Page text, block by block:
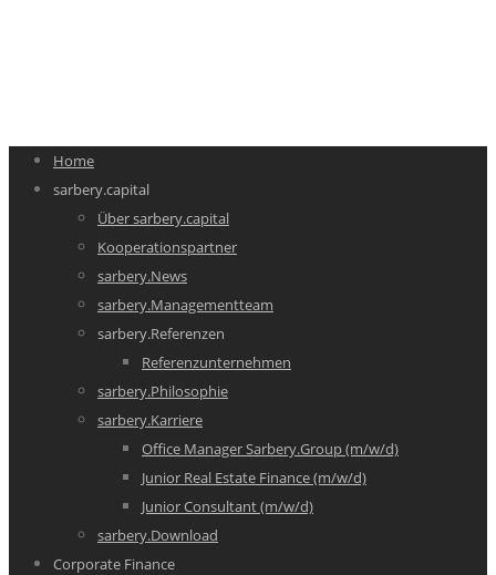
Home
sarbery.capital
Über sarbery.capital
Kooperationspartner
sarbery.News
sarbery.Managementteam
sarbery.Referenzen
Referenzunternehmen
sarbery.Philosophie
sarbery.Karriere
Office Manager Sarbery.Group (m/w/d)
Junior Real Estate Finance (m/w/d)
Junior Consultant (m/w/d)
sarbery.Download
Corporate Finance